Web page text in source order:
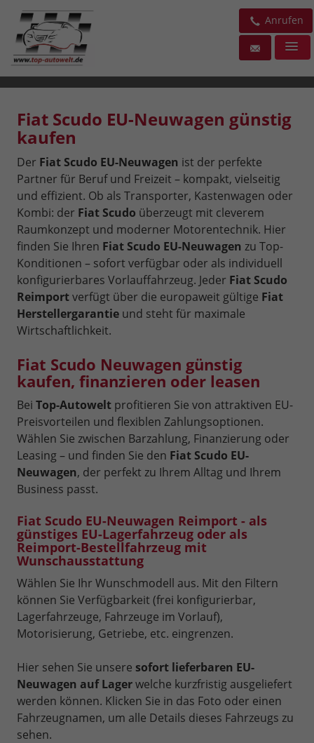
Anrufen
Fiat Scudo EU-Neuwagen günstig
kaufen
Der Fiat Scudo EU-Neuwagen ist der perfekte
Partner für Beruf und Freizeit – kompakt, vielseitig
und effizient. Ob als Transporter, Kastenwagen oder
Kombi: der Fiat Scudo überzeugt mit cleverem
Raumkonzept und moderner Motorentechnik. Hier
finden Sie Ihren Fiat Scudo EU-Neuwagen zu Top-
Konditionen – sofort verfügbar oder als individuell
konfigurierbares Vorlauffahrzeug. Jeder Fiat Scudo
Reimportverfügt über die europaweit gültige Fiat
Herstellergarantie und steht für maximale
Wirtschaftlichkeit.
Fiat Scudo Neuwagen günstig
kaufen, finanzieren oder leasen
Bei Top-Autowelt profitieren Sie von attraktiven EU-
Preisvorteilen und flexiblen Zahlungsoptionen.
Wählen Sie zwischen Barzahlung, Finanzierung oder
Leasing – und finden Sie den Fiat Scudo EU-
Neuwagen, der perfekt zu Ihrem Alltag und Ihrem
Business passt.
Fiat Scudo EU-Neuwagen Reimport - als
günstiges EU-Lagerfahrzeug oder als
Reimport-Bestellfahrzeug mit
Wunschausstattung
Wählen Sie Ihr Wunschmodell aus. Mit den Filtern
können Sie Verfügbarkeit (frei konfigurierbar,
Lagerfahrzeuge, Fahrzeuge im Vorlauf),
Motorisierung, Getriebe, etc. eingrenzen.
Hier sehen Sie unsere sofort lieferbaren EU-
Neuwagen auf Lagerwelche kurzfristig ausgeliefert
werden können. Klicken Sie in das Foto oder einen
Fahrzeugnamen, um alle Details dieses Fahrzeugs zu
sehen.